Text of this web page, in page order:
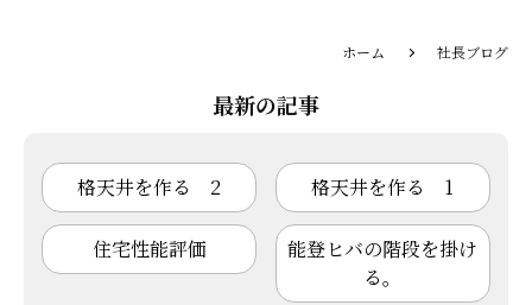
ホーム 社長ブログ
最新の記事
格天井を作る 2 格天井を作る 1
住宅性能評価
能登ヒバの階段を掛け
る。